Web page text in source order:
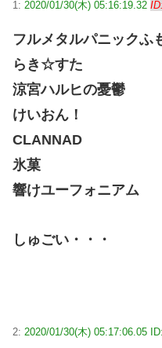
1: 2020/01/30(木) 05:16:19.32
フルメタルパニックふ
らき☆すた
涼宮ハルヒの憂鬱
けいおん！
CLANNAD
氷菓
響けユーフォニアム
しゅごい・・・
2: 2020/01/30(木) 05:17:06.05